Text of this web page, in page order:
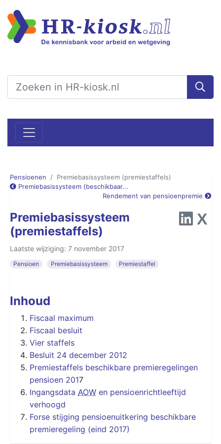
Pensioenen
Premiebasissysteem (premiestaffels)
Premiebasissysteem (beschikbaar...
Rendement van pensioenpremie
Premiebasissysteem
(premiestaffels)
Laatste wijziging: 7 november 2017
Pensioen Premiebasissysteem Premiestaffel
Inhoud
Fiscaal maximum
Fiscaal besluit
Vier staffels
Besluit 24 december 2012
Premiestaffels beschikbare premieregelingen
pensioen 2017
Ingangsdata AOW en pensioenrichtleeftijd
verhoogd
Forse stijging pensioenuitkering beschikbare
premieregeling (eind 2017)